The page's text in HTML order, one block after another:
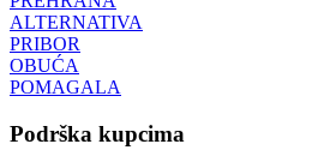
ALTERNATIVA
PRIBOR
OBUĆA
POMAGALA
Podrška kupcima